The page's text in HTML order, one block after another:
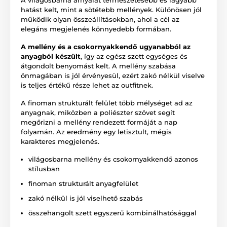
hatást kelt, mint a sötétebb mellények. Különösen jól
működik olyan összeállításokban, ahol a cél az
elegáns megjelenés könnyedebb formában.
A mellény és a csokornyakkendő ugyanabból az
anyagból készült, így az egész szett egységes és
átgondolt benyomást kelt. A mellény szabása
önmagában is jól érvényesül, ezért zakó nélkül viselve
is teljes értékű része lehet az outfitnek.
A finoman strukturált felület több mélységet ad az
anyagnak, miközben a poliészter szövet segít
megőrizni a mellény rendezett formáját a nap
folyamán. Az eredmény egy letisztult, mégis
karakteres megjelenés.
világosbarna mellény és csokornyakkendő azonos
stílusban
finoman strukturált anyagfelület
zakó nélkül is jól viselhető szabás
összehangolt szett egyszerű kombinálhatósággal